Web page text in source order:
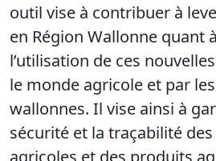
outil vise à contribuer à
en Région Wallonne quant
l’utilisation de ces
le monde agricole et par
wallonnes. Il vise ainsi à
sécurité et la traçabilité
agricoles et des produits